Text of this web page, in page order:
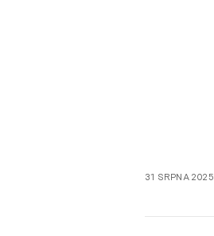
31 SRPNA 2025